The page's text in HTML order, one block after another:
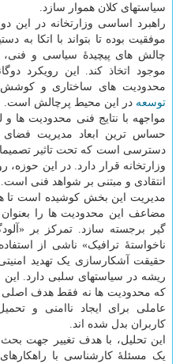
سیاستهای کلان هموار سازد.
راهبرد اساسی وزارتخانه در این
موفقیت بوده تا بتواند با اتکا به
چالش های پیچیدهٔ سیاسی و
موجود اتخاذ کند. این رویکرد
محدودیت های ساختاری و
توسعه در این محیط پرچالش است.
مواجهه با نتایج فنی محدودیت ها و
حساس ترین ابعاد مدیریت
دسترسی است که تحت تاثیر
وزارتخانه قرار دارد. در این حوزه،
انتقادی و مبتنی بر شواهد فنی است.
مدیریت این بخش کوشیده است تا
مضاعف این محدودیت ها را
گیر برجسته سازد. تمرکز بر
ناخواستهٔ ترافیک» ناشی از
حقیقت آشکارسازی یک تهدید
ریشه در سیاستهای سلبی دارد.
که محدودیت ها نه فقط هدف اصلی
عاملی برای ایجاد ناامنی و
کاربران بدل شده اند.
این تحلیل، با هدف تغییر جهت
یک مسئلهٔ کارشناسی با